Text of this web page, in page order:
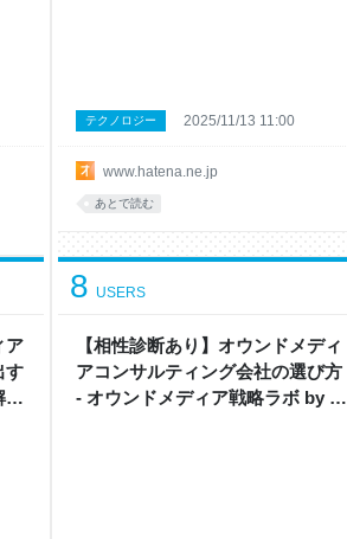
www.hatena.ne.jp
テクノロジー 2025/11/13 11:00
あとで読む
ア
す
説
【相性診断あり】オウンドメディ
アコンサルティング会社の選び方
- オウンドメディア戦略ラボ by は
8 USERS